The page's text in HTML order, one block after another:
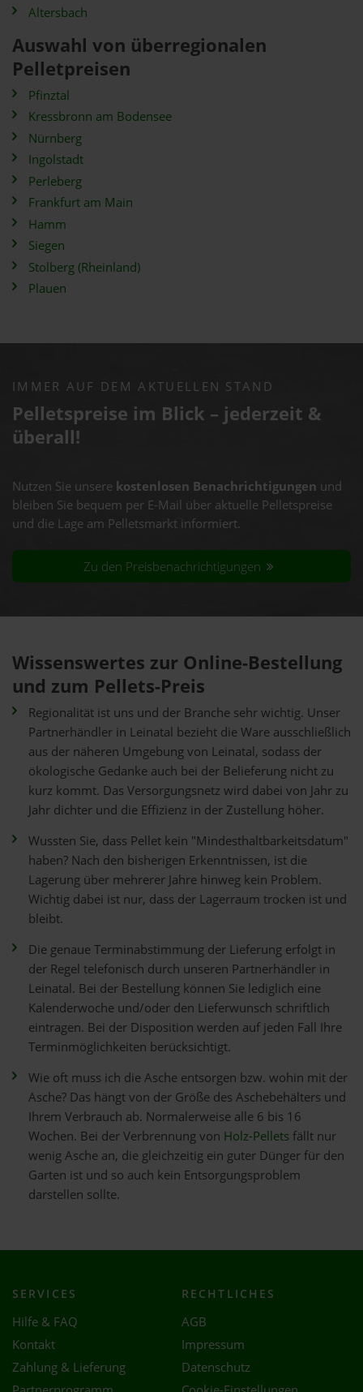
Altersbach
Auswahl von überregionalen
Pelletpreisen
Pfinztal
Kressbronn am Bodensee
Nürnberg
Ingolstadt
Perleberg
Frankfurt am Main
Hamm
Siegen
Stolberg (Rheinland)
Plauen
IMMER AUF DEM AKTUELLEN STAND
Pelletspreise im Blick – jederzeit &
überall!
Nutzen Sie unsere kostenlosen Benachrichtigungen und
bleiben Sie bequem per E-Mail über aktuelle Pelletspreise
und die Lage am Pelletsmarkt informiert.
Zu den Preisbenachrichtigungen
Wissenswertes zur Online-Bestellung
und zum Pellets-Preis
Regionalität ist uns und der Branche sehr wichtig. Unser
Partnerhändler in Leinatal bezieht die Ware ausschließlich
aus der näheren Umgebung von Leinatal, sodass der
ökologische Gedanke auch bei der Belieferung nicht zu
kurz kommt. Das Versorgungsnetz wird dabei von Jahr zu
Jahr dichter und die Effizienz in der Zustellung höher.
Wussten Sie, dass Pellet kein "Mindesthaltbarkeitsdatum"
haben? Nach den bisherigen Erkenntnissen, ist die
Lagerung über mehrerer Jahre hinweg kein Problem.
Wichtig dabei ist nur, dass der Lagerraum trocken ist und
bleibt.
Die genaue Terminabstimmung der Lieferung erfolgt in
der Regel telefonisch durch unseren Partnerhändler in
Leinatal. Bei der Bestellung können Sie lediglich eine
Kalenderwoche und/oder den Lieferwunsch schriftlich
eintragen. Bei der Disposition werden auf jeden Fall Ihre
Terminmöglichkeiten berücksichtigt.
Wie oft muss ich die Asche entsorgen bzw. wohin mit der
Asche? Das hängt von der Größe des Aschebehälters und
Ihrem Verbrauch ab. Normalerweise alle 6 bis 16
Wochen. Bei der Verbrennung von Holz-Pelletsfällt nur
wenig Asche an, die gleichzeitig ein guter Dünger für den
Garten ist und so auch kein Entsorgungsproblem
darstellen sollte.
SERVICES
Hilfe & FAQ
Kontakt
Zahlung & Lieferung
RECHTLICHES
AGB
Impressum
Datenschutz